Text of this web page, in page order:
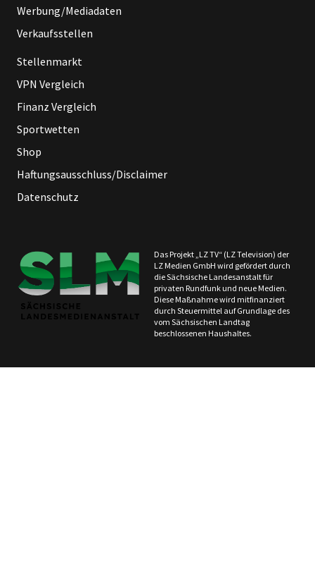
Werbung/Mediadaten
Verkaufsstellen
Stellenmarkt
VPN Vergleich
Finanz Vergleich
Sportwetten
Shop
Haftungsausschluss/Disclaimer
Datenschutz
Das Projekt „LZ TV“ (LZ Television) der
LZ Medien GmbH wird gefördert durch
die Sächsische Landesanstalt für
privaten Rundfunk und neue Medien.
Diese Maßnahme wird mitfinanziert
durch Steuermittel auf Grundlage des
vom Sächsischen Landtag
beschlossenen Haushaltes.